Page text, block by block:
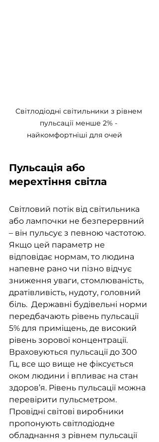
Світлодіодні світильники з рівнем
пульсації менше 2% -
найкомфортніші для очей
Пульсація або
мерехтіння світла
Світловий потік від світильника
або лампочки не безперервний
– він пульсує з певною частотою.
Якщо цей параметр не
відповідає нормам, то людина
напевне рано чи пізно відчує
зниження уваги, стомлюваність,
дратівливість, нудоту, головний
біль.  Державні будівельні норми
передбачають рівень пульсації
5% для приміщень, де високий
рівень зорової концентрації.
Враховуються пульсації до 300
Гц, все що вище не фіксується
оком людини і впливає на стан
здоров’я. Рівень пульсації можна
перевірити пульсметром.
Провідні світові виробники
пропонують світлодіодне
обладнання з рівнем пульсації